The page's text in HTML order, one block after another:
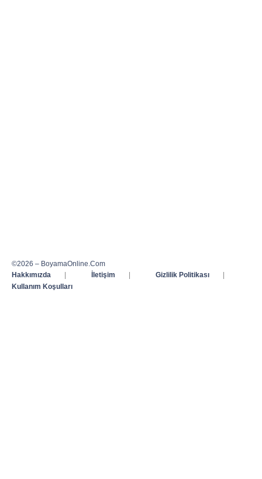
©2026 – BoyamaOnline.Com
Hakkımızda
| İletişim | Gizlilik Politikası
|
Kullanım Koşulları